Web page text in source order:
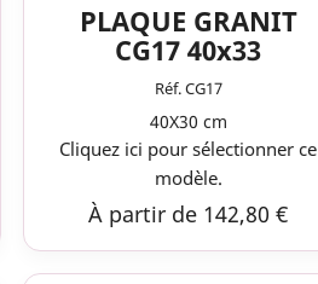
PLAQUE GRANIT
CG17 40x33
Réf. CG17
40X30 cm
Cliquez ici pour sélectionner ce
modèle.
À partir de 142,80 €